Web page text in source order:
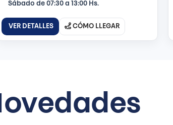
Sábado de 07:30 a 13:00 Hs.
VER DETALLES CÓMO LLEGAR